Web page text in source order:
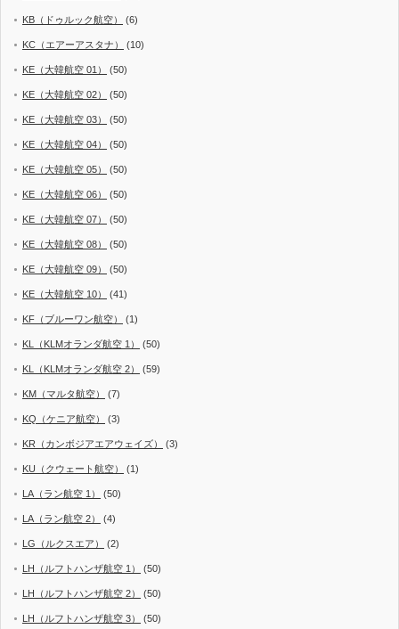
KB（ドゥルック航空） (6)
KC（エアーアスタナ） (10)
KE（大韓航空 01） (50)
KE（大韓航空 02） (50)
KE（大韓航空 03） (50)
KE（大韓航空 04） (50)
KE（大韓航空 05） (50)
KE（大韓航空 06） (50)
KE（大韓航空 07） (50)
KE（大韓航空 08） (50)
KE（大韓航空 09） (50)
KE（大韓航空 10） (41)
KF（ブルーワン航空） (1)
KL（KLMオランダ航空 1） (50)
KL（KLMオランダ航空 2） (59)
KM（マルタ航空） (7)
KQ（ケニア航空） (3)
KR（カンボジアエアウェイズ） (3)
KU（クウェート航空） (1)
LA（ラン航空 1） (50)
LA（ラン航空 2） (4)
LG（ルクスエア） (2)
LH（ルフトハンザ航空 1） (50)
LH（ルフトハンザ航空 2） (50)
LH（ルフトハンザ航空 3） (50)